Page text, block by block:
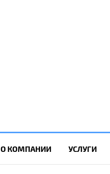
О КОМПАНИИ УСЛУГИ